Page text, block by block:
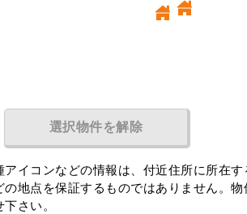
選択物件を解除
イコンなどの情報は、付近住所に所在す
地点を保証するものではありません。物
さい。